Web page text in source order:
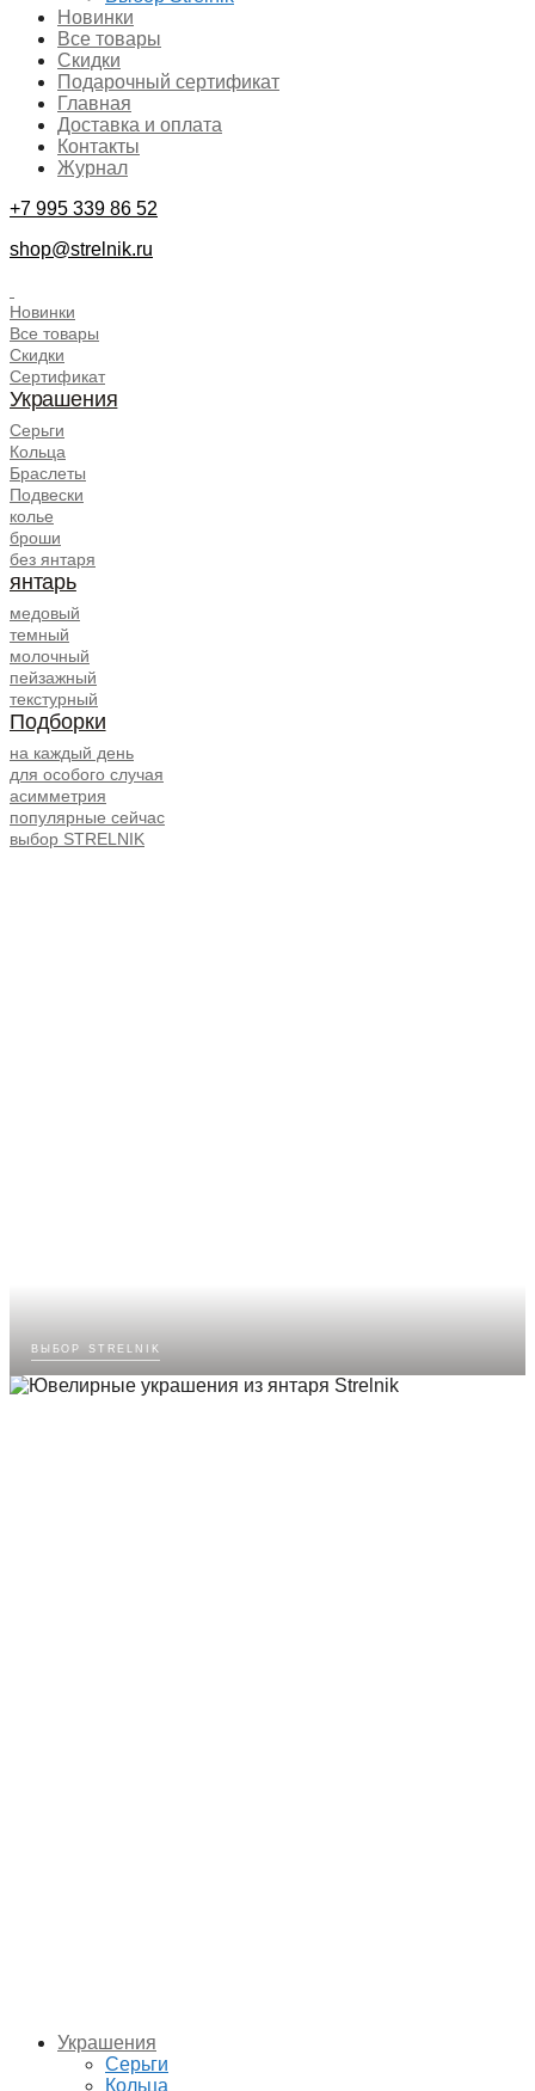
Новинки
Все товары
Скидки
Подарочный сертификат
Главная
Доставка и оплата
Контакты
Журнал
+7 995 339 86 52
shop@strelnik.ru
Новинки
Все товары
Скидки
Сертификат
Украшения
Серьги
Кольца
Браслеты
Подвески
колье
броши
без янтаря
янтарь
медовый
темный
молочный
пейзажный
текстурный
Подборки
на каждый день
для особого случая
асимметрия
популярные сейчас
выбор STRELNIK
выбор strelnik
Украшения
Серьги
Кольца